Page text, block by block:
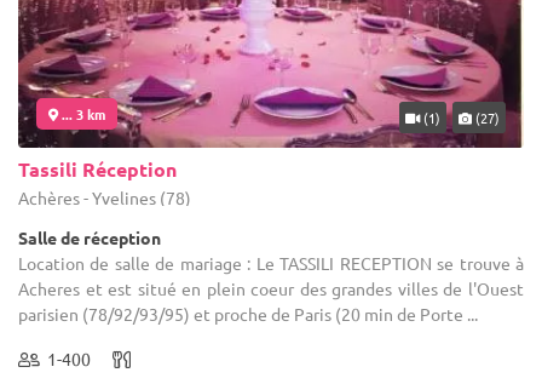
... 3 km (1) (27)
Tassili Réception
Achères - Yvelines (78)
Salle de réception
Location de salle de mariage : Le TASSILI RECEPTION se trouve à
Acheres et est situé en plein coeur des grandes villes de l'Ouest
parisien (78/92/93/95) et proche de Paris (20 min de Porte ...
1-400